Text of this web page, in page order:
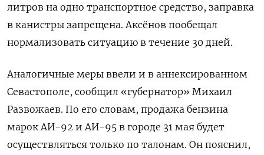
литров на одно транспортное средство, заправка
в канистры запрещена. Аксёнов пообещал
нормализовать ситуацию в течение 30 дней.
Аналогичные меры ввели и в аннексированном
Севастополе, сообщил «губернатор» Михаил
Развожаев. По его словам, продажа бензина
марок АИ-92 и АИ-95 в городе 31 мая будет
осуществляться только по талонам. Он пояснил,